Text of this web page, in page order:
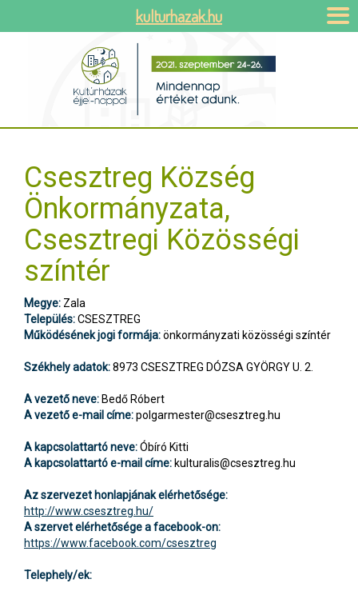
Csesztreg Község
Önkormányzata,
Csesztregi Közösségi
színtér
Megye: Zala
Település:CSESZTREG
Működésének jogi formája:önkormányzati közösségi színtér
Székhely adatok:8973 CSESZTREG DÓZSA GYÖRGY U. 2.
A vezető neve: Bedő Róbert
A vezető e-mail címe:polgarmester@csesztreg.hu
A kapcsolattartó neve:Óbíró Kitti
A kapcsolattartó e-mail címe: kulturalis@csesztreg.hu
Az szervezet honlapjának elérhetősége:
http://www.csesztreg.hu/
A szervet elérhetősége a facebook-on:
https://www.facebook.com/csesztreg
Telephely/ek:
kulturhazak.hu